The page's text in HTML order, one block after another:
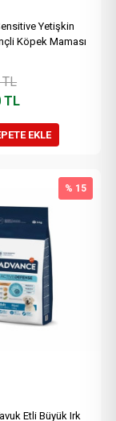
Yetişkin
Köpek Maması
TL
TL
EKLE
Etli Büyük Irk
% 15